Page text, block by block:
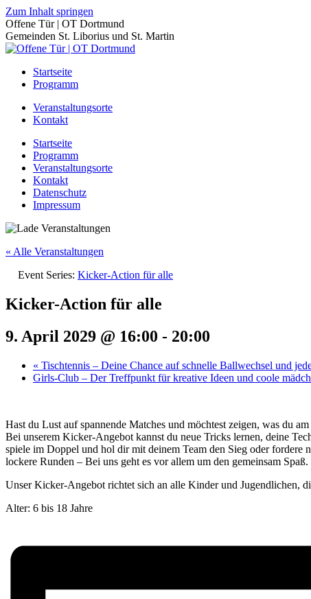
Zum Inhalt springen
Offene Tür | OT Dortmund
Gemeinden St. Liborius und St. Martin
Startseite
Programm
Veranstaltungsorte
Kontakt
Startseite
Programm
Veranstaltungsorte
Kontakt
Datenschutz
Impressum
« Alle Veranstaltungen
Event Series: Kicker-Action für alle
Kicker-Action für alle
9. April 2029 @ 16:00 - 20:00
« Tischtennis – Deine Chance auf schnelle Ballwechsel und
Girls-Club – Der Treffpunkt für kreative Ideen und coole
Hast du Lust auf spannende Matches und möchtest zeigen, was du
Bei unserem Kicker-Angebot kannst du neue Tricks lernen, deine
spiele im Doppel und hol dir mit deinem Team den Sieg oder fordere
lockere Runden – Bei uns geht es vor allem um den gemeinsam Spaß.
Unser Kicker-Angebot richtet sich an alle Kinder und Jugendlichen,
Alter: 6 bis 18 Jahre